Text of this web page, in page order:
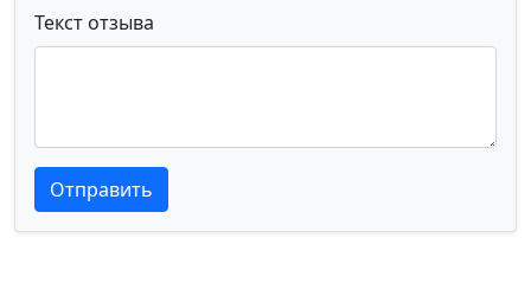
Текст отзыва
Текст отзыва
Текст отзыва
Отправить